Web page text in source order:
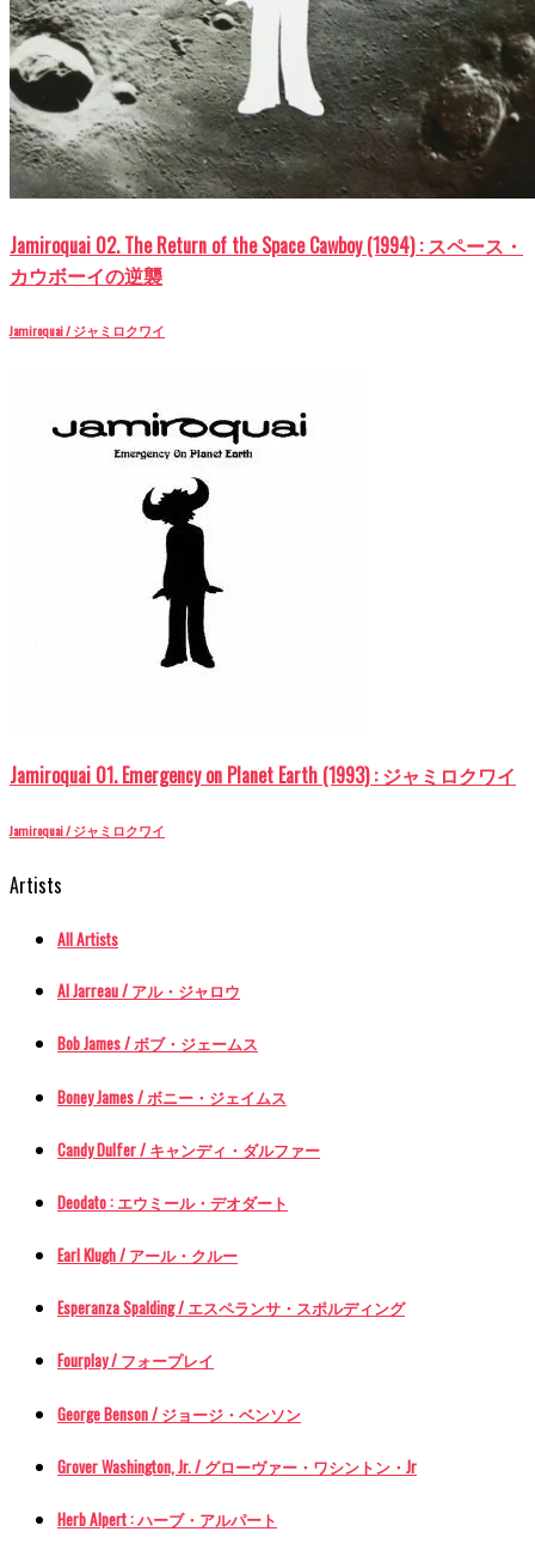
Jamiroquai 02. The Return of the Space Cawboy (1994) : スペース・
カウボーイの逆襲
Jamiroquai / ジャミロクワイ
Jamiroquai 01. Emergency on Planet Earth (1993) : ジャミロクワイ
Jamiroquai / ジャミロクワイ
Artists
All Artists
Al Jarreau / アル・ジャロウ
Bob James / ボブ・ジェームス
Boney James / ボニー・ジェイムス
Candy Dulfer / キャンディ・ダルファー
Deodato : エウミール・デオダート
Earl Klugh / アール・クルー
Esperanza Spalding / エスペランサ・スポルディング
Fourplay / フォープレイ
George Benson / ジョージ・ベンソン
Grover Washington, Jr. / グローヴァー・ワシントン・Jr
Herb Alpert : ハーブ・アルパート